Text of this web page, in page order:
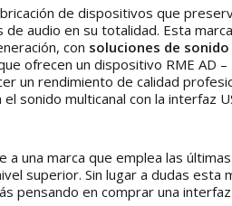
de dispositivos que
audio en su totalidad. Esta
con soluciones de
ofrecen un dispositivo RME AD
un rendimiento de calidad
sonido multicanal con la interfaz
una marca que emplea las
superior. Sin lugar a dudas esta
pensando en comprar una